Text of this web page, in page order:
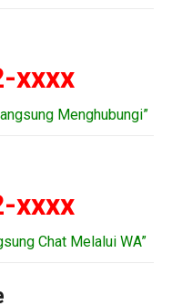
xxxx
Menghubungi”
xxxx
Chat Melalui WA”